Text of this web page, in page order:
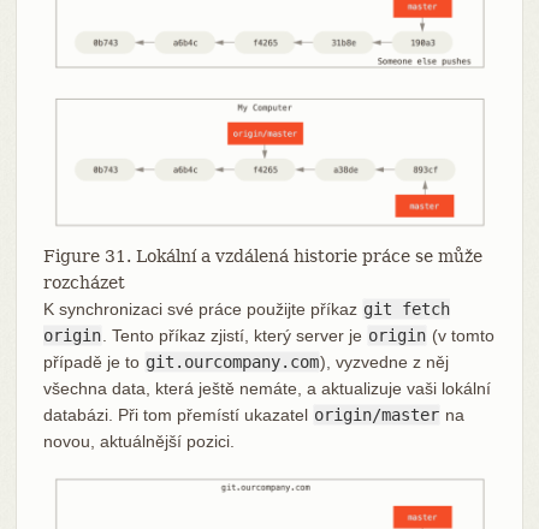
Figure 31. Lokální a vzdálená historie práce se může
rozcházet
K synchronizaci své práce použijte příkaz git fetch
origin . Tento příkaz zjistí, který server je origin (v tomto
případě je to git.ourcompany.com), vyzvedne z něj
všechna data, která ještě nemáte, a aktualizuje vaši lokální
databázi. Při tom přemístí ukazatel origin/master na
novou, aktuálnější pozici.